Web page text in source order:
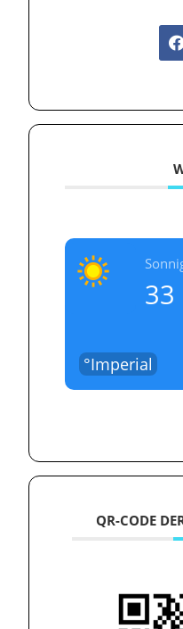
33
°Imperial
QR-CODE